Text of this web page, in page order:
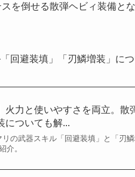
を倒せる散弾ヘビィ装備と
回避装填」「刃鱗増装」に
火力と使いやすさを両立。
についても解...
の武器スキル「回避装填」と「刃
介。